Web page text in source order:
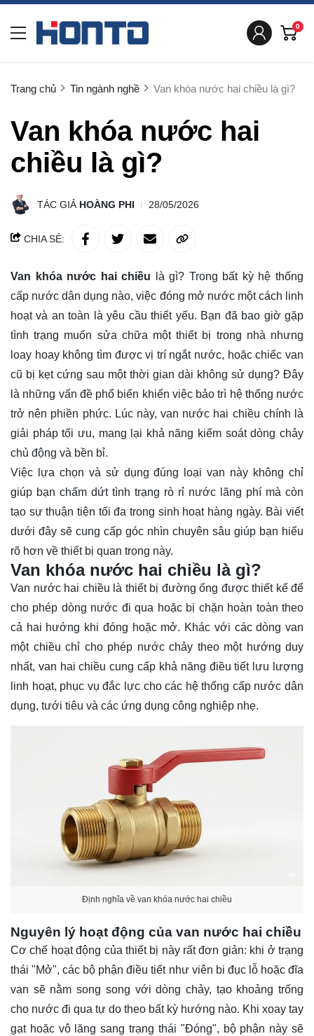
0
Trang chủ Tin ngành nghề Van khóa nước hai chiều là gì?
Van khóa nước hai
chiều là gì?
TÁC GIẢ HOÀNG PHI 28/05/2026
CHIA SẺ:
Van khóa nước hai chiều là gì? Trong bất kỳ hệ thống
cấp nước dân dụng nào, việc đóng mở nước một cách linh
hoạt và an toàn là yêu cầu thiết yếu. Bạn đã bao giờ gặp
tình trạng muốn sửa chữa một thiết bị trong nhà nhưng
loay hoay không tìm được vị trí ngắt nước, hoặc chiếc van
cũ bị kẹt cứng sau một thời gian dài không sử dụng? Đây
là những vấn đề phổ biến khiến việc bảo trì hệ thống nước
trở nên phiền phức. Lúc này, van nước hai chiều chính là
giải pháp tối ưu, mang lại khả năng kiểm soát dòng chảy
chủ động và bền bỉ.
Việc lựa chọn và sử dụng đúng loại van này không chỉ
giúp bạn chấm dứt tình trạng rò rỉ nước lãng phí mà còn
tạo sự thuận tiện tối đa trong sinh hoạt hàng ngày. Bài viết
dưới đây sẽ cung cấp góc nhìn chuyên sâu giúp bạn hiểu
rõ hơn về thiết bị quan trọng này.
Van khóa nước hai chiều là gì?
Van nước hai chiều là thiết bị đường ống được thiết kế để
cho phép dòng nước đi qua hoặc bị chặn hoàn toàn theo
cả hai hướng khi đóng hoặc mở. Khác với các dòng van
một chiều chỉ cho phép nước chảy theo một hướng duy
nhất, van hai chiều cung cấp khả năng điều tiết lưu lượng
linh hoạt, phục vụ đắc lực cho các hệ thống cấp nước dân
dụng, tưới tiêu và các ứng dụng công nghiệp nhẹ.
Định nghĩa về van khóa nước hai chiều
Nguyên lý hoạt động của van nước hai chiều
Cơ chế hoạt động của thiết bị này rất đơn giản: khi ở trạng
thái "Mở", các bộ phận điều tiết như viên bi đục lỗ hoặc đĩa
van sẽ nằm song song với dòng chảy, tạo khoảng trống
cho nước đi qua tự do theo bất kỳ hướng nào. Khi xoay tay
gạt hoặc vô lăng sang trạng thái "Đóng", bộ phận này sẽ